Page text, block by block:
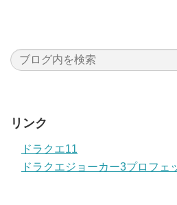
リンク
ドラクエ11
ドラクエジョーカー3プロフェ